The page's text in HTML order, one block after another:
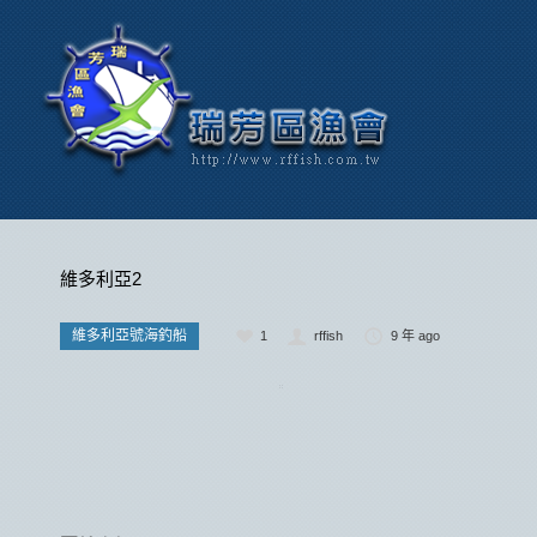
維多利亞2
維多利亞號海釣船 1 rffish 9 年 ago